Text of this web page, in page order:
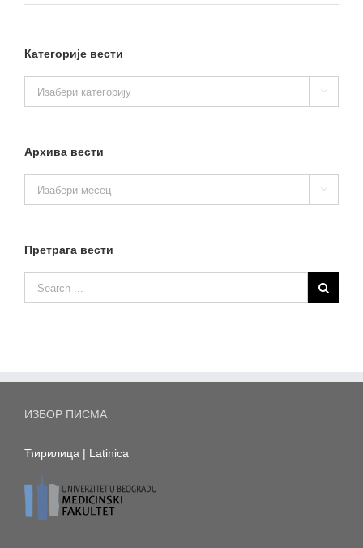
Категорије вести
вести

Архива вести
вести

Претрага вести
ИЗБОР ПИСМА
Ћирилица | Latinica